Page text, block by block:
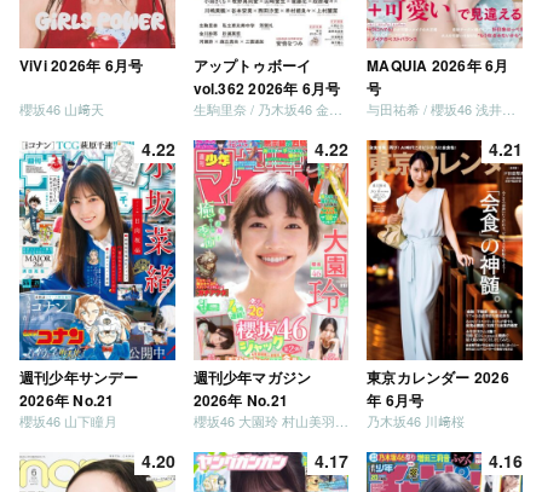
ViVi 2026年 6月号
櫻坂46 山﨑天
アップトゥボーイ
vol.362 2026年 6月号
生駒里奈 / 乃木坂46 金川紗耶 森平麗心
MAQUIA 2026年 6月
号
与田祐希 / 櫻坂46 浅井恋乃未
4.22
週刊少年サンデー
2026年 No.21
櫻坂46 山下瞳月
4.22
週刊少年マガジン
2026年 No.21
4.21
東京カレンダー 2026
年 6月号
乃木坂46 川﨑桜
4.20 4.17 4.16